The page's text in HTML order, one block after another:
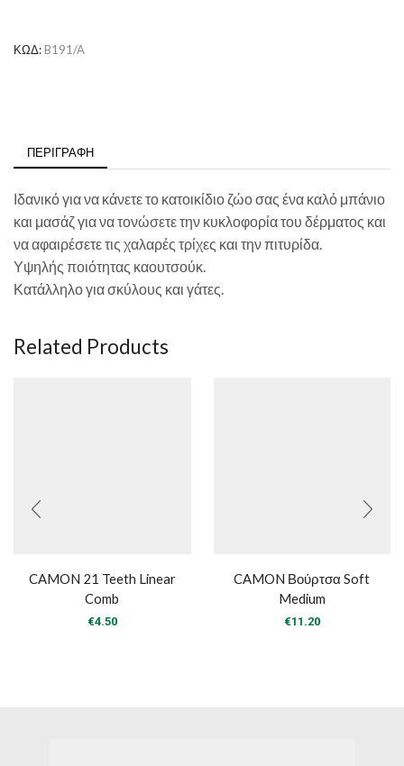
ΚΩΔ: B191/A
ΠΕΡΙΓΡΑΦΉ
Ιδανικό για να κάνετε το κατοικίδιο ζώο σας ένα καλό μπάνιο
και μασάζ για να τονώσετε την κυκλοφορία του δέρματος και
να αφαιρέσετε τις χαλαρές τρίχες και την πιτυρίδα.
Υψηλής ποιότητας καουτσούκ.
Κατάλληλο για σκύλους και γάτες.
Related Products
CAMON 21 Teeth Linear
Comb
€4.50
CAMON Βούρτσα Soft
Medium
€11.20